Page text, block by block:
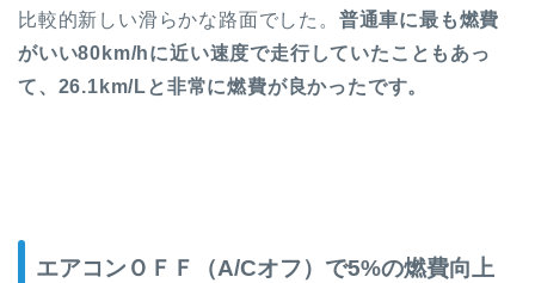
比較的新しい滑らかな路面でした。 普通車に最も燃費
がいい80km/hに近い速度で走行していたこともあっ
て、26.1km/Lと非常に燃費が良かったです。
エアコンＯＦＦ（A/Cオフ）で5%の燃費向上